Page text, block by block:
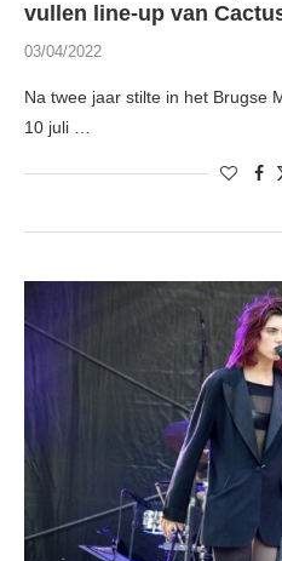
vullen line-up van
03/04/2022
Na twee jaar stilte in het Brugse
10 juli …